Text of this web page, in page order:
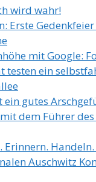
wird wahr!
Erste
mit Google:
testen ein
ein gutes
dem Führer
Erinnern.
Auschwitz